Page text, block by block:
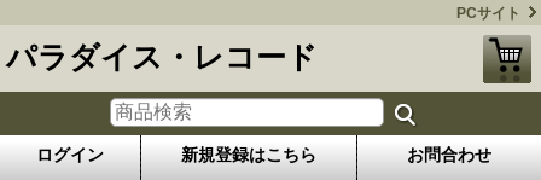
PCサイト
パラダイス・レコード
ログイン 新規登録はこちら お問合わせ